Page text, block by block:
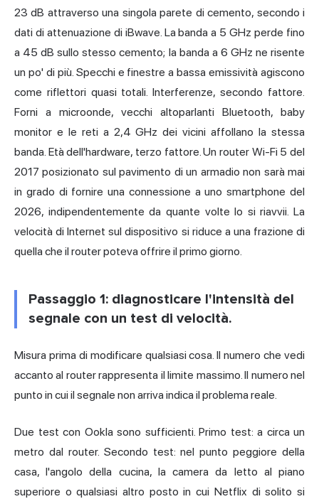
23 dB attraverso una singola parete di cemento, secondo i
dati di attenuazione di iBwave. La banda a 5 GHz perde fino
a 45 dB sullo stesso cemento; la banda a 6 GHz ne risente
un po' di più. Specchi e finestre a bassa emissività agiscono
come riflettori quasi totali. Interferenze, secondo fattore.
Forni a microonde, vecchi altoparlanti Bluetooth, baby
monitor e le reti a 2,4 GHz dei vicini affollano la stessa
banda. Età dell'hardware, terzo fattore. Un router Wi-Fi 5 del
2017 posizionato sul pavimento di un armadio non sarà mai
in grado di fornire una connessione a uno smartphone del
2026, indipendentemente da quante volte lo si riavvii. La
velocità di Internet sul dispositivo si riduce a una frazione di
quella che il router poteva offrire il primo giorno.
Passaggio 1: diagnosticare l'intensità del
segnale con un test di velocità.
Misura prima di modificare qualsiasi cosa. Il numero che vedi
accanto al router rappresenta il limite massimo. Il numero nel
punto in cui il segnale non arriva indica il problema reale.
Due test con Ookla sono sufficienti. Primo test: a circa un
metro dal router. Secondo test: nel punto peggiore della
casa, l'angolo della cucina, la camera da letto al piano
superiore o qualsiasi altro posto in cui Netflix di solito si